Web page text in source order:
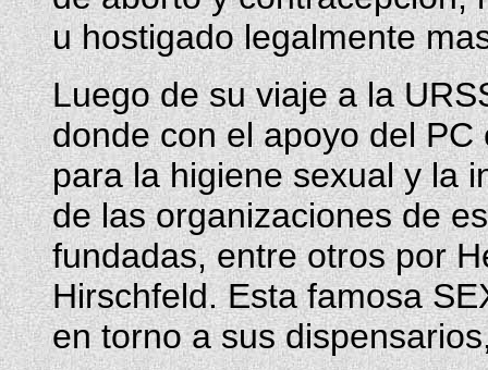
u hostigado legalmente
Luego de su viaje a la
donde con el apoyo del
para la higiene sexual y la
de las organizaciones de
fundadas, entre otros por
Hirschfeld. Esta famosa
en torno a sus